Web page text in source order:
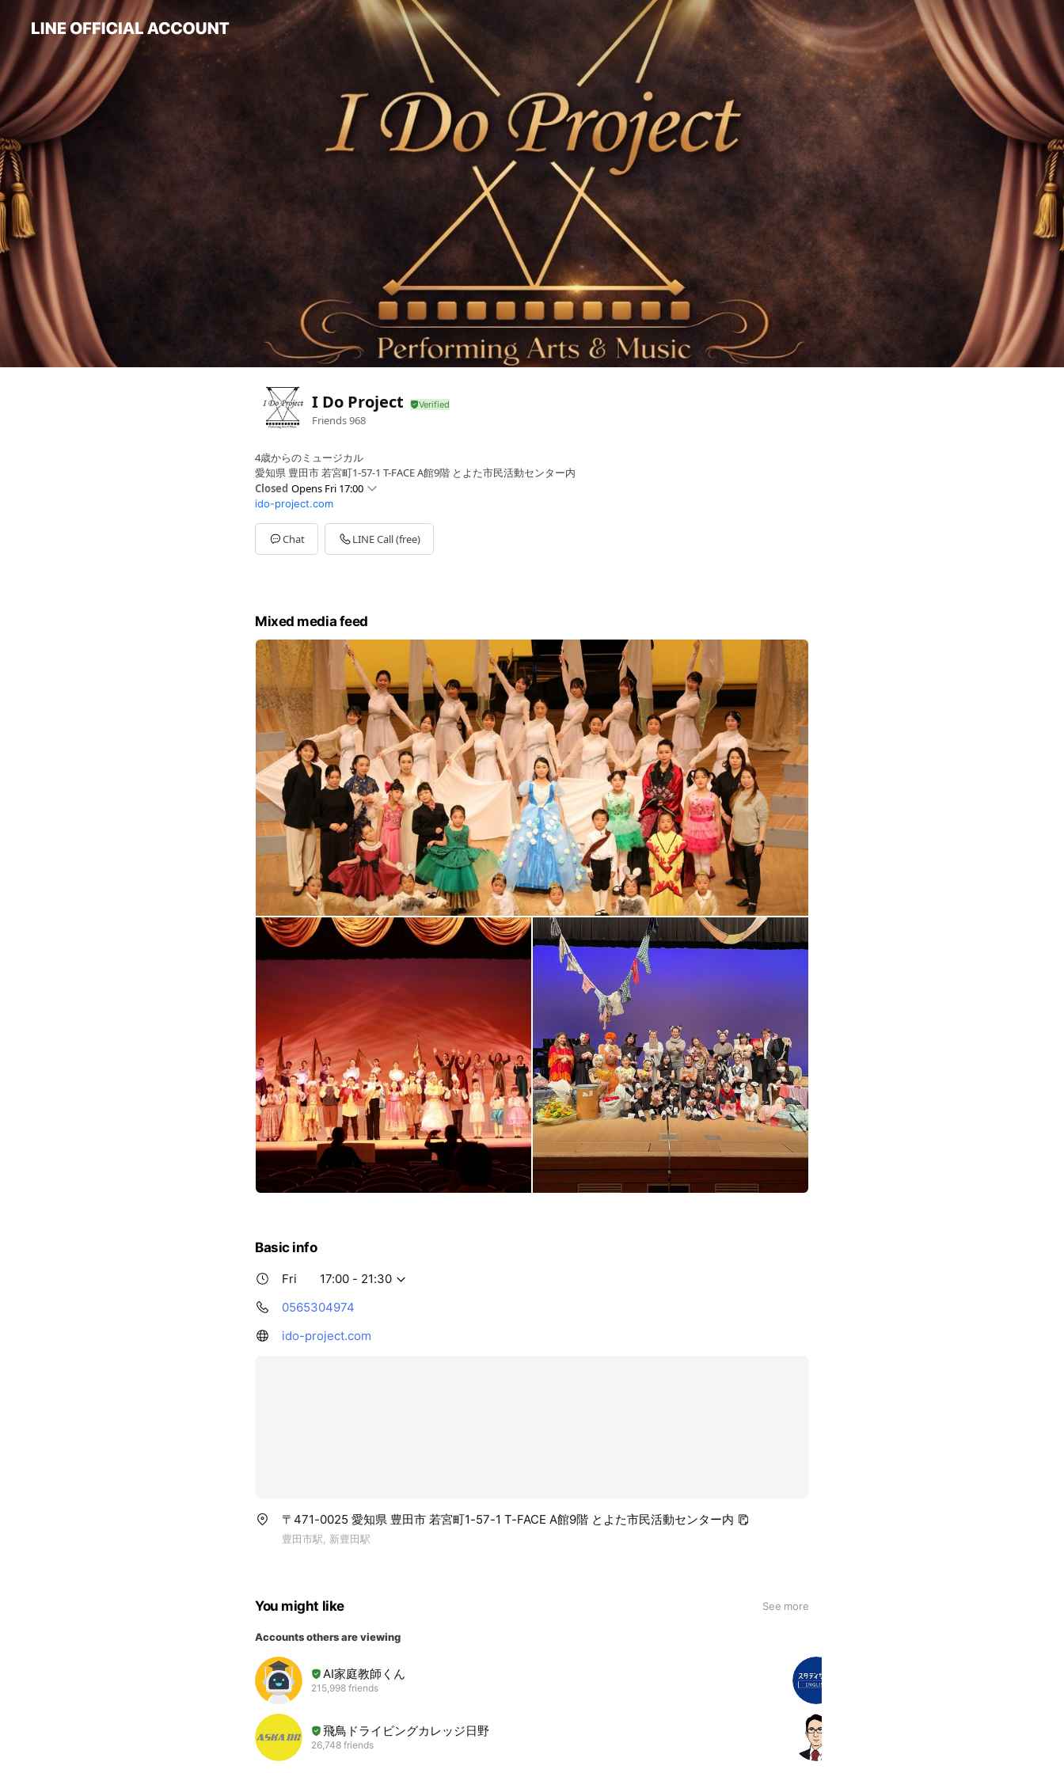
I Do Project
Friends968
4歳からのミュージカル
愛知県 豊田市 若宮町1-57-1 T-FACE A館9階 とよた市民活動センター内
Closed Opens Fri 17:00
SunClosed
Mon18:30 - 21:30
TueClosed
WedClosed
ido-project.com
Chat LINE Call (free)
Mixed media feed
Basic info
Fri
17:00 - 21:30
0565304974
ido-project.com
〒471-0025 愛知県 豊田市 若宮町1-57-1 T-FACE A館9階 とよた市民活動センター内
豊田市駅, 新豊田駅
You might like See more
Accounts others are viewing
AI家庭教師くん
215,998 friends
飛鳥ドライビングカレッジ日野
26,748 friends